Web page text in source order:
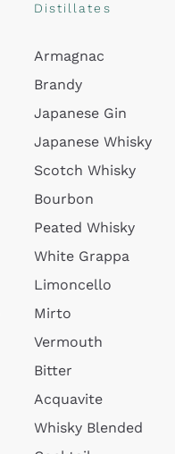
Distillates
Armagnac
Brandy
Japanese Gin
Japanese Whisky
Scotch Whisky
Bourbon
Peated Whisky
White Grappa
Limoncello
Mirto
Vermouth
Bitter
Acquavite
Whisky Blended